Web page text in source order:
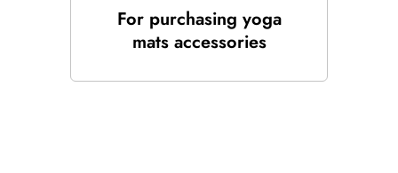
For purchasing yoga
mats accessories